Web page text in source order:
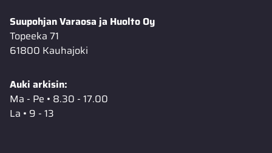
Suupohjan Varaosa ja Huolto Oy
Topeeka 71
61800 Kauhajoki
Auki arkisin:
Ma - Pe • 8.30 - 17.00
La • 9 - 13